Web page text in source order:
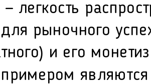
— легкость
рыночного
и его
являются